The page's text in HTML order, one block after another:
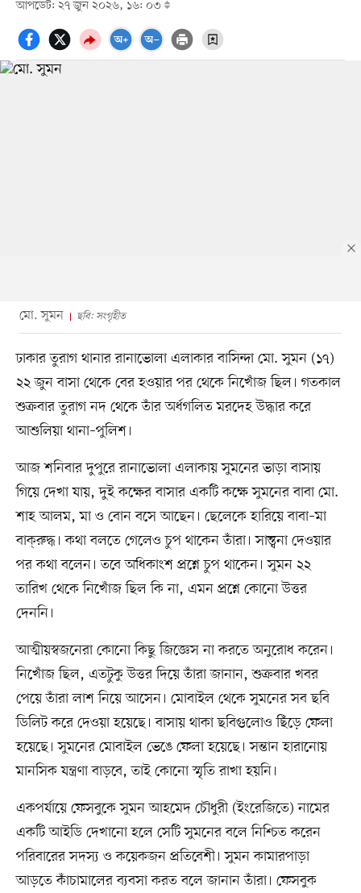
আপডেট: ২৭ জুন ২০২৬, ১৬: ০৩
মো. সুমন ছবি: সংগৃহীত
ঢাকার তুরাগ থানার রানাভোলা এলাকার বাসিন্দা মো. সুমন (১৭)
২২ জুন বাসা থেকে বের হওয়ার পর থেকে নিখোঁজ ছিল। গতকাল
শুক্রবার তুরাগ নদ থেকে তাঁর অর্ধগলিত মরদেহ উদ্ধার করে
আশুলিয়া থানা–পুলিশ।
আজ শনিবার দুপুরে রানাভোলা এলাকায় সুমনের ভাড়া বাসায়
গিয়ে দেখা যায়, দুই কক্ষের বাসার একটি কক্ষে সুমনের বাবা মো.
শাহ আলম, মা ও বোন বসে আছেন। ছেলেকে হারিয়ে বাবা–মা
বাক্‌রুদ্ধ। কথা বলতে গেলেও চুপ থাকেন তাঁরা। সান্ত্বনা দেওয়ার
পর কথা বলেন। তবে অধিকাংশ প্রশ্নে চুপ থাকেন। সুমন ২২
তারিখ থেকে নিখোঁজ ছিল কি না, এমন প্রশ্নে কোনো উত্তর
দেননি।
আত্মীয়স্বজনেরা কোনো কিছু জিজ্ঞেস না করতে অনুরোধ করেন।
নিখোঁজ ছিল, এতটুকু উত্তর দিয়ে তাঁরা জানান, শুক্রবার খবর
পেয়ে তাঁরা লাশ নিয়ে আসেন। মোবাইল থেকে সুমনের সব ছবি
ডিলিট করে দেওয়া হয়েছে। বাসায় থাকা ছবিগুলোও ছিঁড়ে ফেলা
হয়েছে। সুমনের মোবাইল ভেঙে ফেলা হয়েছে। সন্তান হারানোয়
মানসিক যন্ত্রণা বাড়বে, তাই কোনো স্মৃতি রাখা হয়নি।
একপর্যায়ে ফেসবুকে সুমন আহমেদ চৌধুরী (ইংরেজিতে) নামের
একটি আইডি দেখানো হলে সেটি সুমনের বলে নিশ্চিত করেন
পরিবারের সদস্য ও কয়েকজন প্রতিবেশী। সুমন কামারপাড়া
আড়তে কাঁচামালের ব্যবসা করত বলে জানান তাঁরা। ফেসবুক